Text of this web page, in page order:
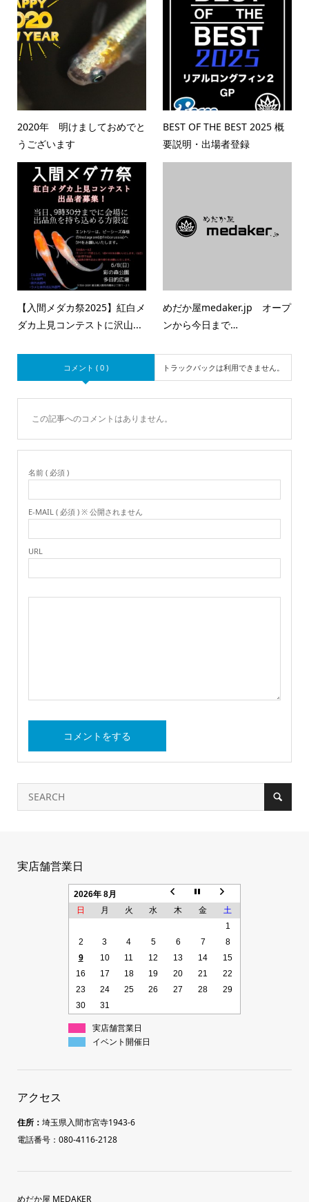
2020年 明けましておめでと
うございます
BEST OF THE BEST 2025 概
要説明・出場者登録
【入間メダカ祭2025】紅白メ
ダカ上見コンテストに沢山...
めだか屋medaker.jp オープ
ンから今日まで…
コメント ( 0 ) トラックバックは利用できません。
この記事へのコメントはありません。
名前 ( 必須 )
E-MAIL ( 必須 ) ※ 公開されません
URL
実店舗営業日
2026年 8月
日
月 火 水 木 金
土
1
2
3 4 5 6 7
8
9
10 11 12 13 14
15
16
17 18 19 20 21
22
23
24 25 26 27 28
29
30
31
実店舗営業日
イベント開催日
アクセス
住所： 埼玉県入間市宮寺1943-6
電話番号：080-4116-2128
めだか屋 MEDAKER